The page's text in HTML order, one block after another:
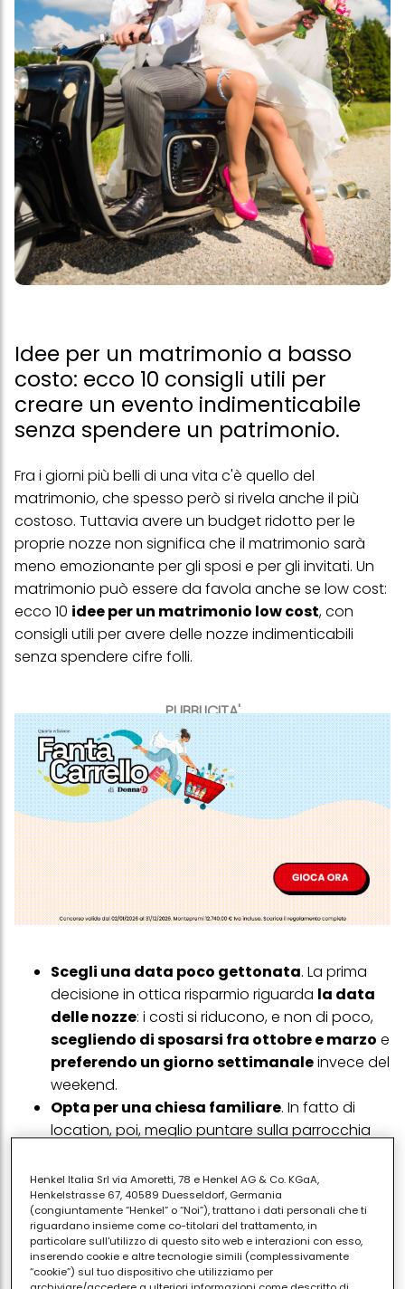
Idee per un matrimonio a basso
costo: ecco 10 consigli utili per
creare un evento indimenticabile
senza spendere un patrimonio.
PUBBLICITA'
Fra i giorni più belli di una vita c'è quello del
matrimonio, che spesso però si rivela anche il più
costoso. Tuttavia avere un budget ridotto per le
proprie nozze non significa che il matrimonio sarà
meno emozionante per gli sposi e per gli invitati. Un
matrimonio può essere da favola anche se low cost:
ecco 10 idee per un matrimonio low cost, con
consigli utili per avere delle nozze indimenticabili
senza spendere cifre folli.
Scegli una data poco gettonata. La prima
decisione in ottica risparmio riguarda la data
delle nozze: i costi si riducono, e non di poco,
scegliendo di sposarsi fra ottobre e marzo e
preferendo un giorno settimanaleinvece del
weekend.
Opta per una chiesa familiare. In fatto di
location, poi, meglio puntare sulla parrocchia
la basilica a chi se li può permettere. Alla
parrocchia, inoltre, si è maggiormente legati a
livello affettivo.
Gli invitati sono spesso una nota dolente
nell'organizzazione di un matrimonio: il più
Henkel Italia Srl via Amoretti, 78 e Henkel AG & Co. KGaA,
Henkelstrasse 67, 40589 Duesseldorf, Germania
(congiuntamente “Henkel” o “Noi”), trattano i dati personali che ti
riguardano insieme come co-titolari del trattamento, in
particolare sull'utilizzo di questo sito web e interazioni con esso,
inserendo cookie e altre tecnologie simili (complessivamente
“cookie”) sul tuo dispositivo che utilizziamo per